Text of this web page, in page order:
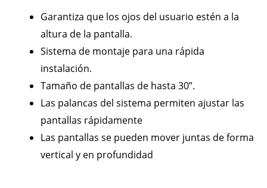
Garantiza que los ojos del usuario estén a la
altura de la pantalla.
Sistema de montaje para una rápida
instalación.
Tamaño de pantallas de hasta 30”.
Las palancas del sistema permiten ajustar las
pantallas rápidamente
Las pantallas se pueden mover juntas de forma
vertical y en profundidad